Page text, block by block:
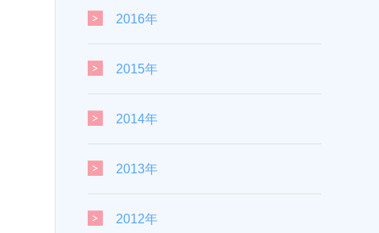
2016年
2015年
2014年
2013年
2012年